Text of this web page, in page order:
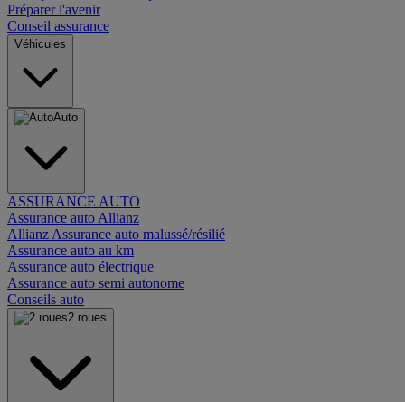
Préparer l'avenir
Conseil assurance
Véhicules
Auto
ASSURANCE AUTO
Assurance auto Allianz
Allianz Assurance auto malussé/résilié
Assurance auto au km
Assurance auto électrique
Assurance auto semi autonome
Conseils auto
2 roues